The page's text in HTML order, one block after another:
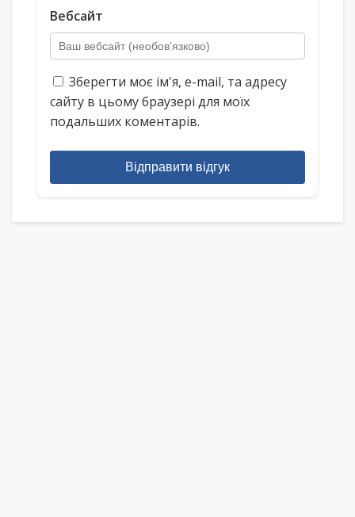
Вебсайт
Зберегти моє ім'я, e-mail, та адресу
сайту в цьому браузері для моїх
подальших коментарів.
Відправити відгук